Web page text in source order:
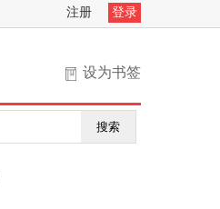
注册 登录
设为书签
搜索